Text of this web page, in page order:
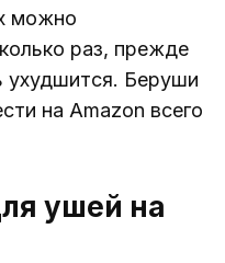
можно
раз, прежде
ухудшится. Беруши
на Amazon всего
ушей на